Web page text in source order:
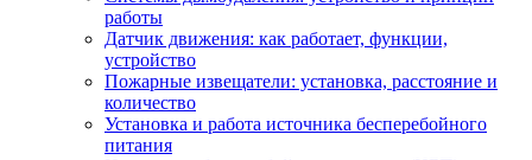
работы
Датчик движения: как работает, функции,
устройство
Пожарные извещатели: установка, расстояние и
количество
Установка и работа источника бесперебойного
питания